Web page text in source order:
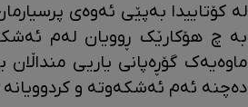
لە کۆتاییدا بەپێی ئەوەی
بە چ هۆکارێک ڕوویان لەم
ماوەیەک گۆڕەپانی یاریی
دەچنە ئەم ئەشکەوتە و